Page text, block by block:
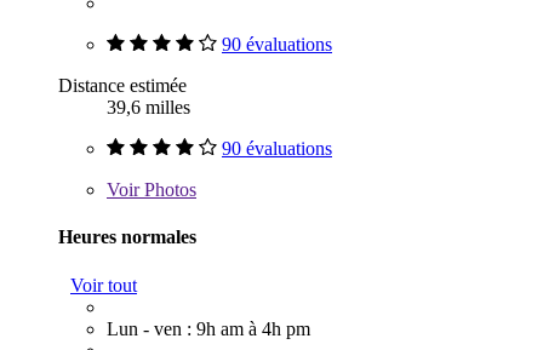
90 évaluations
Distance estimée
39,6 milles
90 évaluations
VoirPhotos
Heures normales
Voir tout
Lun - ven : 9h am à 4h pm